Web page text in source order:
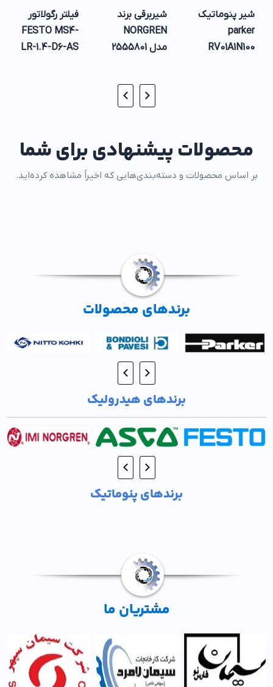
شیر پنوماتیک
parker
RV01A1N100
شیربرقی برند
NORGREN
مدل 2555801
فیلتر رگولاتور
FESTO MS4-
LR-1.4-D6-AS
محصولات پیشنهادی برای شما
بر اساس محصولات و دسته‌بندی‌هایی که اخیراً مشاهده کرده‌اید.
برندهای محصولات
برندهای هیدرولیک
برندهای پنوماتیک
مشتریان ما